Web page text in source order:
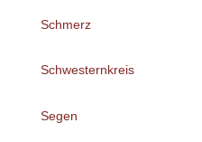
Schmerz
Schwesternkreis
Segen